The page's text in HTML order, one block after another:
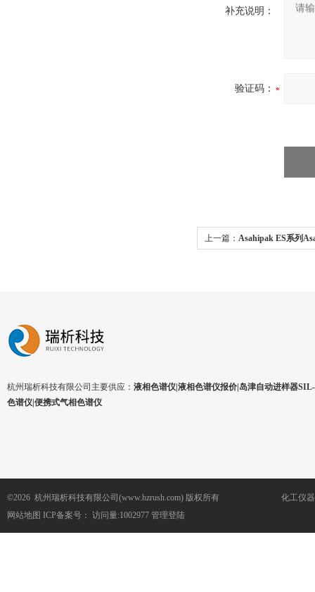
补充说明：
验证码：
上一篇： Asahipak ES系列
杭州瑞析科技有限公司主要供应： 液相色谱仪|液相色谱仪报价|岛津自动进样器
色谱仪|便携式气相色谱仪
©2026 杭州瑞析科技有限公司(www.hzrush.com) 版权所有
网站地图 ICP备案号： 访问量:1002977 管理登陆
化工仪